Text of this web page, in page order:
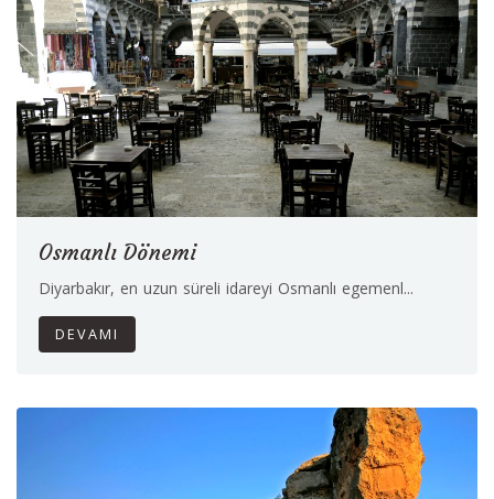
Osmanlı Dönemi
Diyarbakır, en uzun süreli idareyi Osmanlı egemenl...
DEVAMI